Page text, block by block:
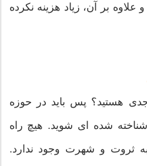
علاوه بر آن، زیاد هزینه نکرده
جدی هستید؟ پس باید در حوزه
شده ای شوید. هیچ راه
ثروت و شهرت وجود ندارد.